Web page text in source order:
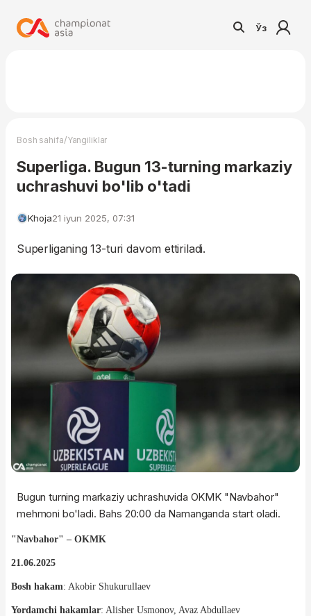
Ўз
Bosh sahifa/Yangiliklar
Superliga. Bugun 13-turning markaziy
uchrashuvi bo'lib o'tadi
Khoja21 iyun 2025, 07:31
Superliganing 13-turi davom ettiriladi.
Bugun turning markaziy uchrashuvida OKMK "Navbahor"
mehmoni bo'ladi. Bahs 20:00 da Namanganda start oladi.
"Navbahor" – OKMK
21.06.2025
Bosh hakam: Akobir Shukurullaev
Yordamchi hakamlar: Alisher Usmonov, Avaz Abdullaev